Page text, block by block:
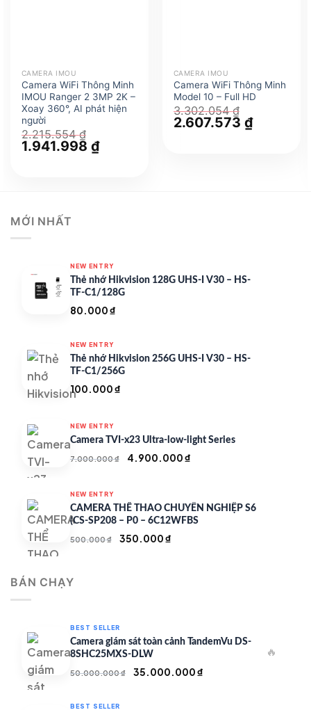
CAMERA IMOU
Camera WiFi Thông Minh
IMOU Ranger 2 3MP 2K –
Xoay 360°, AI phát hiện
người
2.215.554₫
Giá
gốc
1.941.998 ₫Giá
hiện
CAMERA IMOU
Camera WiFi Thông Minh
Model 10 – Full HD
3.302.054₫
Giá
gốc
2.607.573 ₫Giá
hiện
MỚI NHẤT
NEW ENTRY
Thẻ nhớ Hikvision 128G UHS-I V30 – HS-
TF-C1/128G
80.000₫
NEW ENTRY
Thẻ nhớ Hikvision 256G UHS-I V30 – HS-
TF-C1/256G
100.000₫
NEW ENTRY
Camera TVI-x23 Ultra-low-light Series
7.000.000₫
Giá
7.000.000 ₫.
4.900.000₫
là:
4.900.000 ₫.
NEW ENTRY
CAMERA THỂ THAO CHUYÊN NGHIỆP S6
(CS-SP208 – P0 – 6C12WFBS
500.000₫
Giá
350.000₫
BÁN CHẠY
BEST SELLER
Camera giám sát toàn cảnh TandemVu DS-
8SHC25MXS-DLW
50.000.000₫
Giá
35.000.000₫
🔥
BEST SELLER